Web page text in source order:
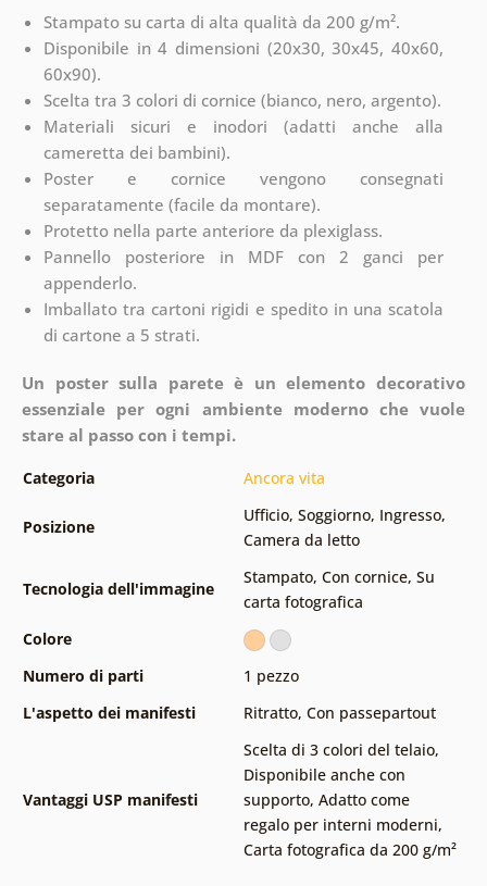
Stampato su carta di alta qualità da 200 g/m².
Disponibile in 4 dimensioni (20x30, 30x45, 40x60,
60x90).
Scelta tra 3 colori di cornice (bianco, nero, argento).
Materiali sicuri e inodori (adatti anche alla
cameretta dei bambini).
Poster e cornice vengono consegnati
separatamente (facile da montare).
Protetto nella parte anteriore da plexiglass.
Pannello posteriore in MDF con 2 ganci per
appenderlo.
Imballato tra cartoni rigidi e spedito in una scatola
di cartone a 5 strati.
Un poster sulla parete è un elemento decorativo
essenziale per ogni ambiente moderno che vuole
stare al passo con i tempi.
Categoria Ancora vita
Posizione
Ufficio, Soggiorno, Ingresso,
Camera da letto
Tecnologia dell'immagine
Stampato, Con cornice, Su
carta fotografica
Colore
Numero di parti
1 pezzo
L'aspetto dei manifesti
Ritratto, Con passepartout
Vantaggi USP manifesti
Scelta di 3 colori del telaio,
Disponibile anche con
supporto, Adatto come
regalo per interni moderni,
Carta fotografica da 200 g/m²